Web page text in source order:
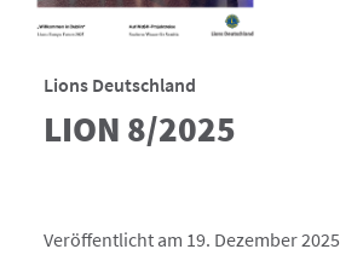
Lions Deutschland
LION 8/2025
Veröffentlicht am 19. Dezember 2025